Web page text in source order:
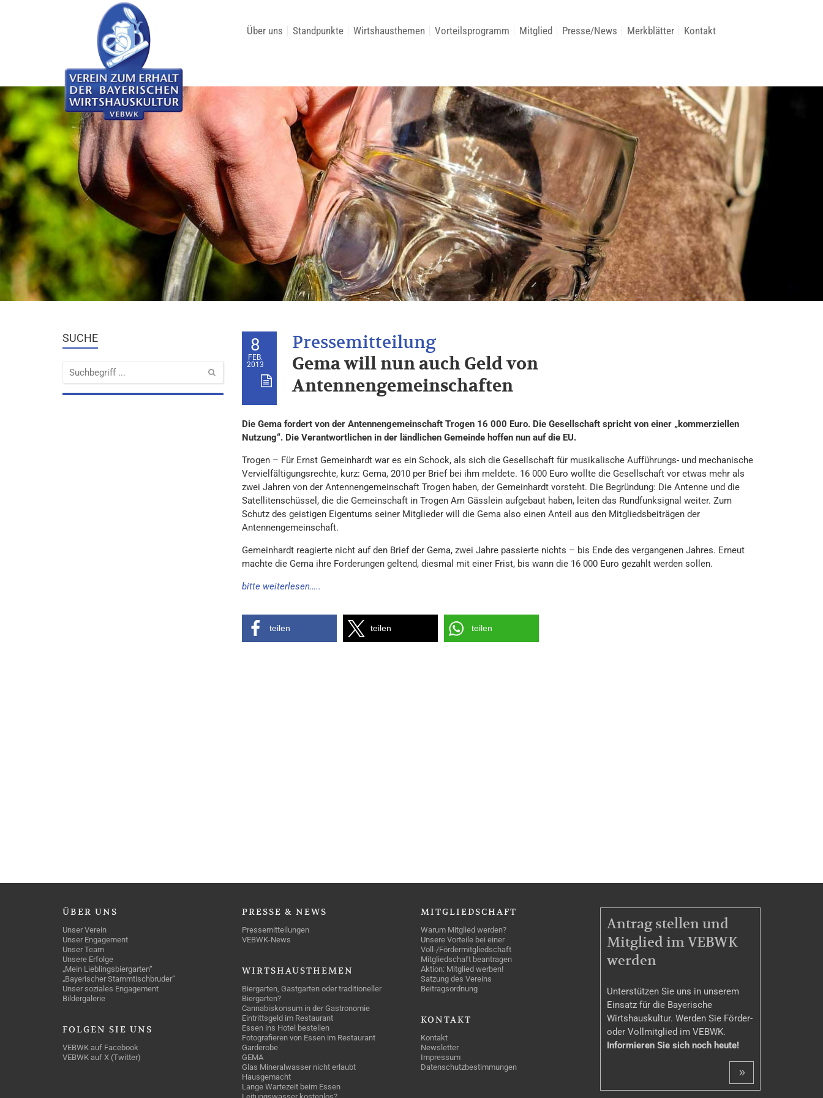
Über uns Standpunkte Wirtshausthemen Vorteilsprogramm Mitglied Presse/News Merkblätter Kontakt
SUCHE 8
FEB.
2013
Gema will nun auch Geld von
Antennengemeinschaften
Die Gema fordert von der Antennengemeinschaft Trogen 16 000 Euro. Die Gesellschaft spricht von einer „kommerziellen
Nutzung“. Die Verantwortlichen in der ländlichen Gemeinde hoffen nun auf die EU.
Trogen – Für Ernst Gemeinhardt war es ein Schock, als sich die Gesellschaft für musikalische Aufführungs- und mechanische
Vervielfältigungsrechte, kurz: Gema, 2010 per Brief bei ihm meldete. 16 000 Euro wollte die Gesellschaft vor etwas mehr als
zwei Jahren von der Antennengemeinschaft Trogen haben, der Gemeinhardt vorsteht. Die Begründung: Die Antenne und die
Satellitenschüssel, die die Gemeinschaft in Trogen Am Gässlein aufgebaut haben, leiten das Rundfunksignal weiter. Zum
Schutz des geistigen Eigentums seiner Mitglieder will die Gema also einen Anteil aus den Mitgliedsbeiträgen der
Antennengemeinschaft.
Gemeinhardt reagierte nicht auf den Brief der Gema, zwei Jahre passierte nichts – bis Ende des vergangenen Jahres. Erneut
machte die Gema ihre Forderungen geltend, diesmal mit einer Frist, bis wann die 16 000 Euro gezahlt werden sollen.
bitte weiterlesen…..
teilen teilen teilen
ÜBER UNS
Unser Verein
Unser Engagement
Unser Team
Unsere Erfolge
„Mein Lieblingsbiergarten“
„Bayerischer Stammtischbruder“
Unser soziales Engagement
Bildergalerie
FOLGEN SIE UNS
VEBWK auf Facebook
VEBWK auf X (Twitter)
PRESSE & NEWS
Pressemitteilungen
VEBWK-News
WIRTSHAUSTHEMEN
Biergarten, Gastgarten oder traditioneller
Biergarten?
Cannabiskonsum in der Gastronomie
Eintrittsgeld im Restaurant
Essen ins Hotel bestellen
Fotografieren von Essen im Restaurant
Garderobe
GEMA
Glas Mineralwasser nicht erlaubt
Hausgemacht
Lange Wartezeit beim Essen
MITGLIEDSCHAFT
Warum Mitglied werden?
Unsere Vorteile bei einer
Voll-/Fördermitgliedschaft
Mitgliedschaft beantragen
Aktion: Mitglied werben!
Satzung des Vereins
Beitragsordnung
KONTAKT
Kontakt
Newsletter
Impressum
Datenschutzbestimmungen
MITGLIEDSCHAFT
Antrag stellen und
Mitglied im VEBWK
werden
Unterstützen Sie uns in unserem
Einsatz für die Bayerische
Wirtshauskultur. Werden Sie Förder-
oder Vollmitglied im VEBWK.
Informieren Sie sich noch heute!
»